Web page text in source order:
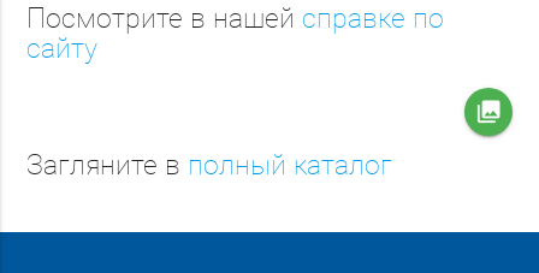
Посмотрите в нашей справке по
сайту
collections
Загляните в полный каталог